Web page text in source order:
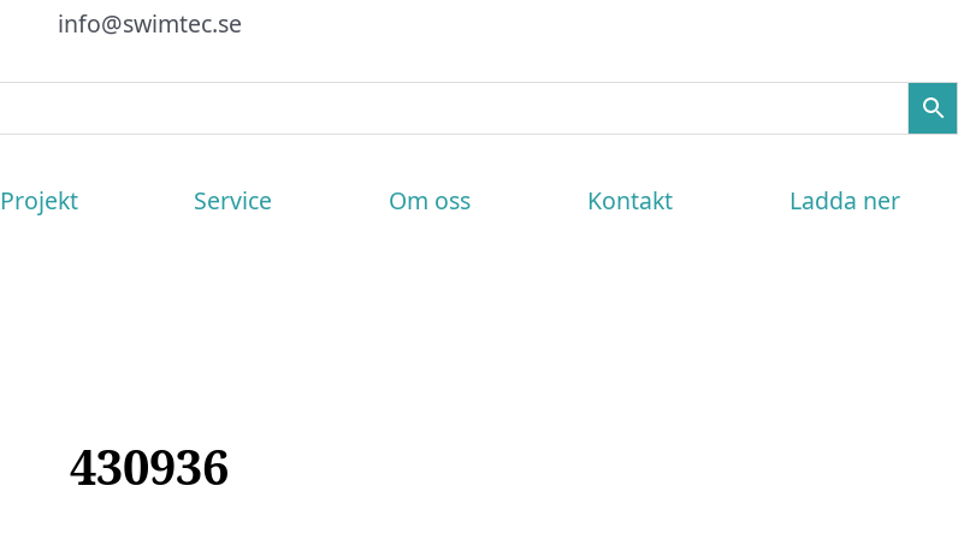
info@swimtec.se
Projekt Service Om oss Kontakt Ladda ner
430936